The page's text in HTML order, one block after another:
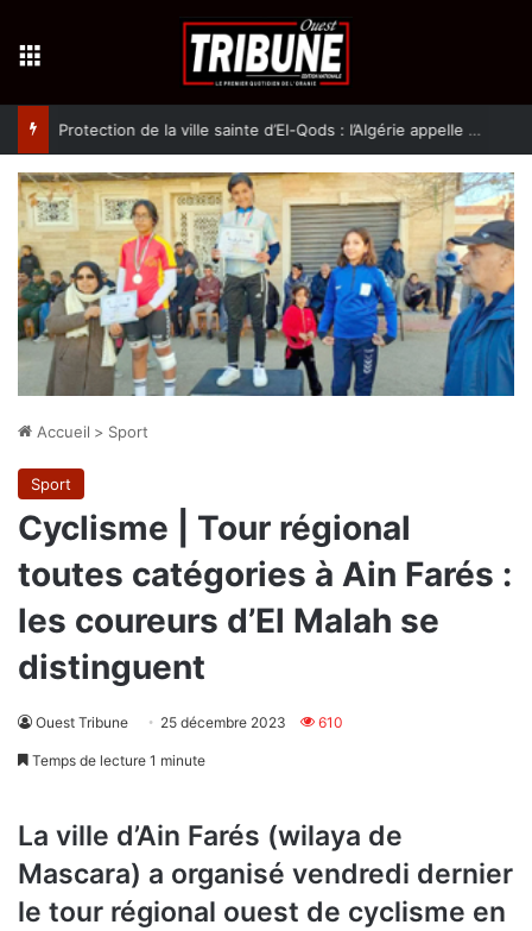
Protection de la ville sainte d’El-Qods : l’Algérie appelle à une action collective
Accueil > Sport
Sport
Cyclisme | Tour régional
toutes catégories à Ain Farés :
les coureurs d’El Malah se
distinguent
Ouest Tribune 25 décembre 2023 610
Temps de lecture 1 minute
La ville d’Ain Farés (wilaya de
Mascara) a organisé vendredi dernier
le tour régional ouest de cyclisme en